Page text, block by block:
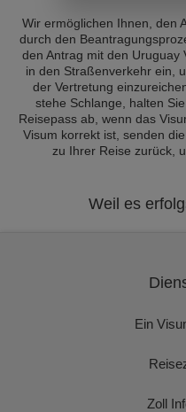
Wir ermöglichen Ihnen, den
durch den
den Antrag mit den
in den Straßenverkehr ein,
der Vertretung
stehe Schlange, halten
Reisepass ab, wenn das
Visum korrekt ist, senden
zu Ihrer Reise zurück,
Weil es
Ein
Zoll